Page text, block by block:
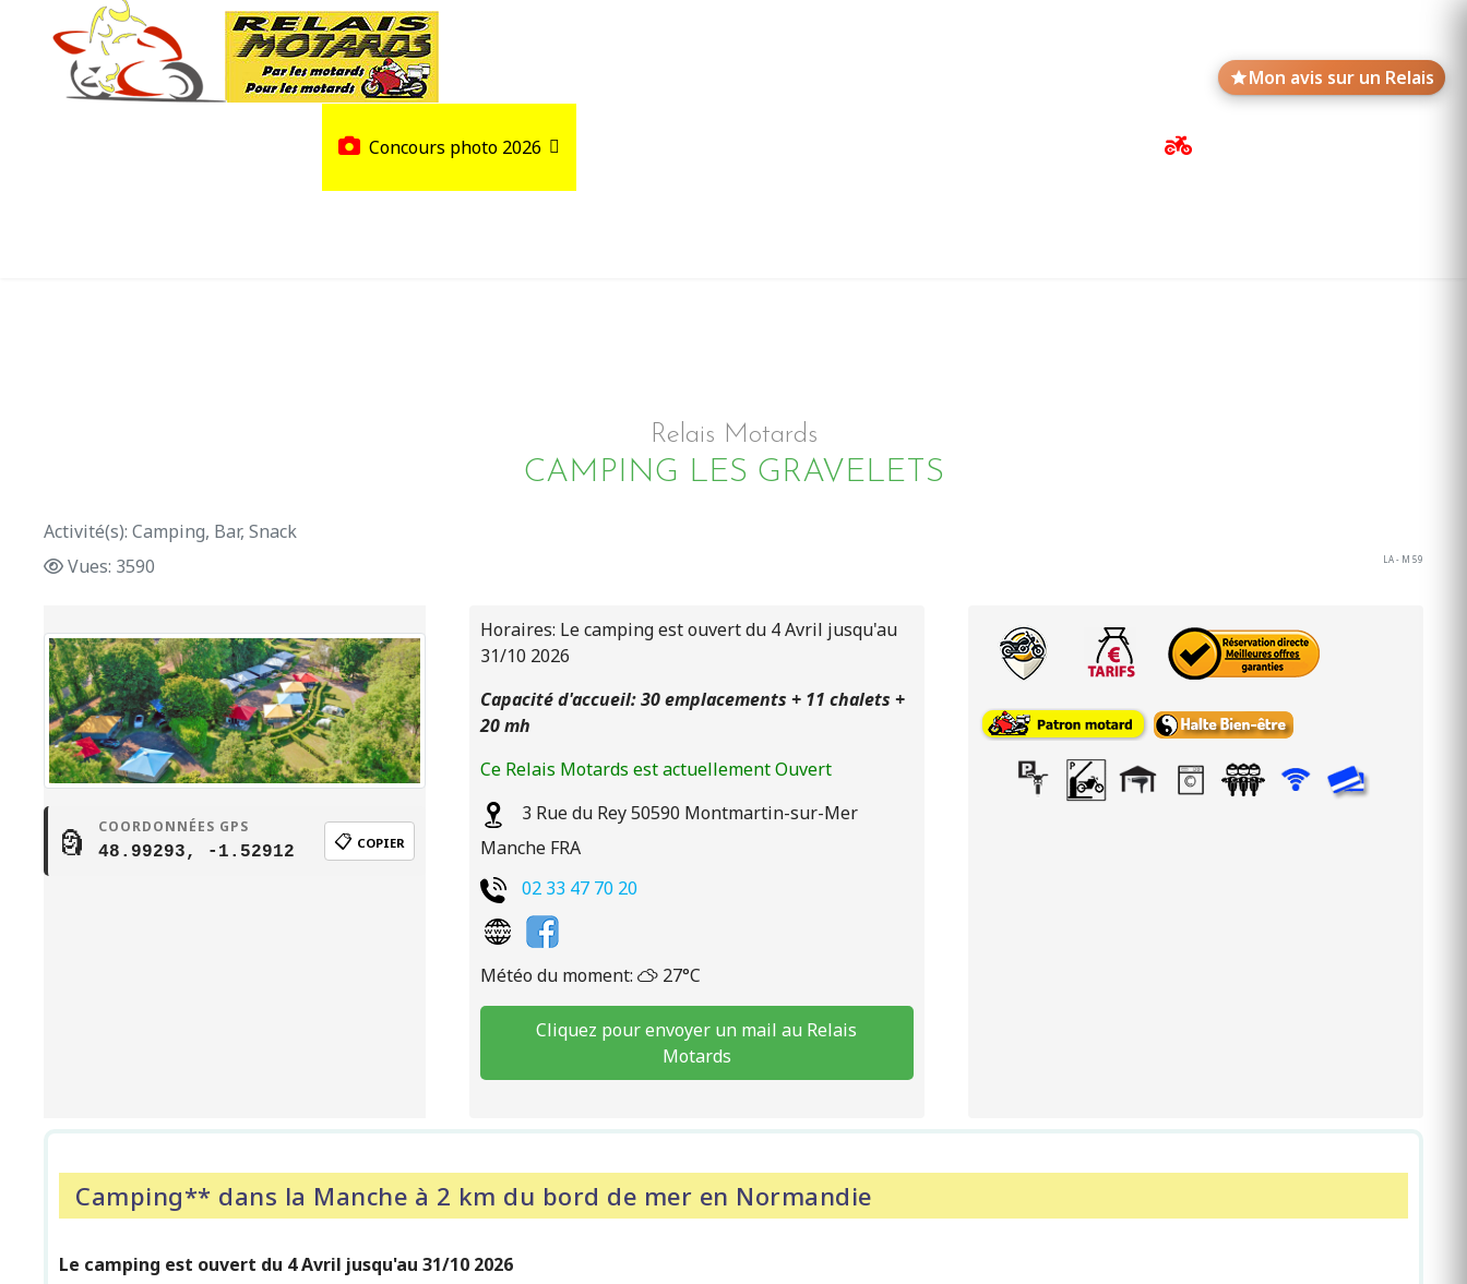
Mon avis sur un Relais
Concours photo 2026
Relais Motards
CAMPING LES GRAVELETS
Activité(s): Camping, Bar, Snack
Vues: 3590
LA - M 59
🗿 COORDONNÉES GPS
48.99293, -1.52912 📋 COPIER
Horaires: Le camping est ouvert du 4 Avril jusqu'au
31/10 2026
Capacité d'accueil: 30 emplacements + 11 chalets +
20 mh
Ce Relais Motards est actuellement Ouvert
3 Rue du Rey50590 Montmartin-sur-Mer
Manche FRA
02 33 47 70 20
Météo du moment: 27°C
Cliquez pour envoyer un mail au Relais
Motards
Camping** dans la Manche à 2 km du bord de mer en Normandie
Le camping est ouvert du 4 Avril jusqu'au 31/10 2026